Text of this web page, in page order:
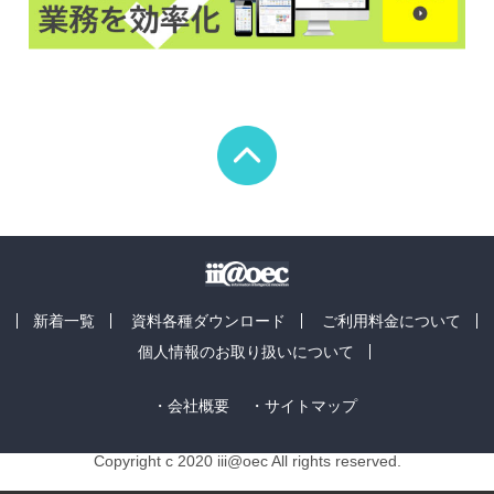
新着一覧 資料各種ダウンロード
ご利用料金について
個人情報のお取り扱いについて
・会社概要 ・サイトマップ
Copyright c 2020 iii@oec All rights reserved.